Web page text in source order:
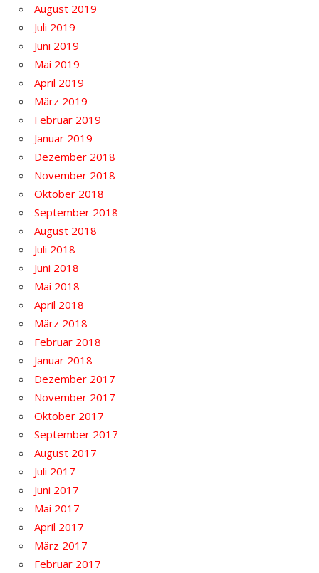
August 2019
Juli 2019
Juni 2019
Mai 2019
April 2019
März 2019
Februar 2019
Januar 2019
Dezember 2018
November 2018
Oktober 2018
September 2018
August 2018
Juli 2018
Juni 2018
Mai 2018
April 2018
März 2018
Februar 2018
Januar 2018
Dezember 2017
November 2017
Oktober 2017
September 2017
August 2017
Juli 2017
Juni 2017
Mai 2017
April 2017
März 2017
Februar 2017